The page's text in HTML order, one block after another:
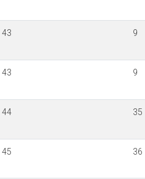
43 9
43 9
44 35
45 36